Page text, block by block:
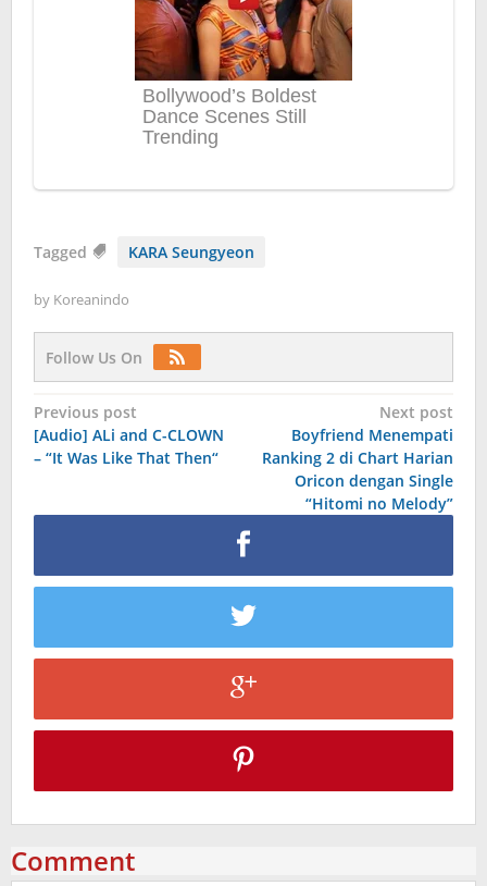
Tagged KARA Seungyeon
by Koreanindo
Follow Us On
Post
navigation
Previous post
[Audio] ALi and C-CLOWN
– “It Was Like That Then“
Next post
Boyfriend Menempati
Ranking 2 di Chart Harian
Oricon dengan Single
“Hitomi no Melody”
Comment